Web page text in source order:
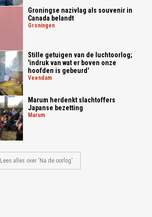
Groningse nazivlag als souvenir in
Canada belandt
groningen
Stille getuigen van de luchtoorlog;
'indruk van wat er boven onze
hoofden is gebeurd'
veendam
Marum herdenkt slachtoffers
Japanse bezetting
marum
Lees alles over 'Na de oorlog'